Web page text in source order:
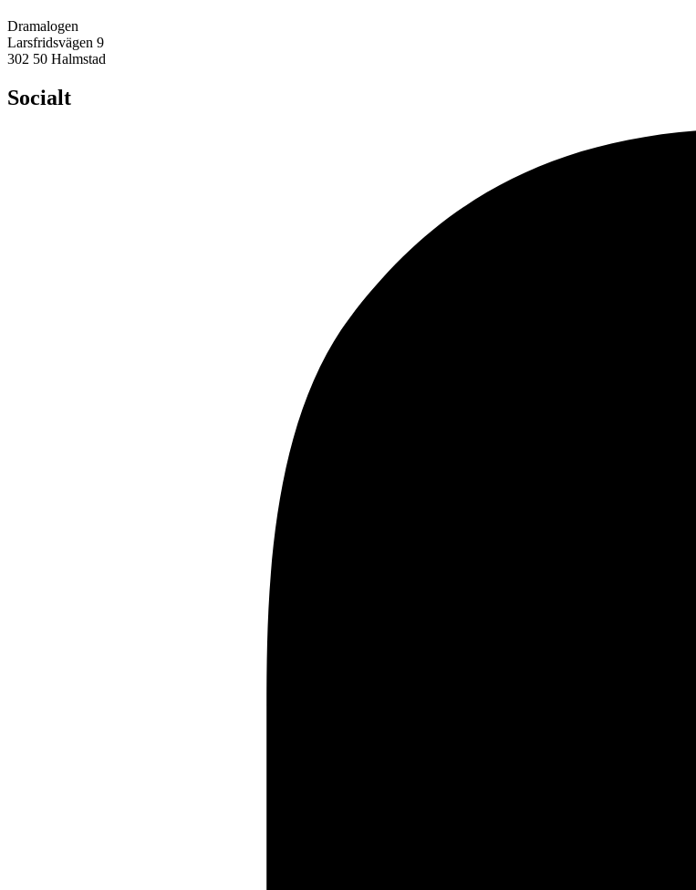
Dramalogen
Larsfridsvägen 9
302 50 Halmstad
Socialt